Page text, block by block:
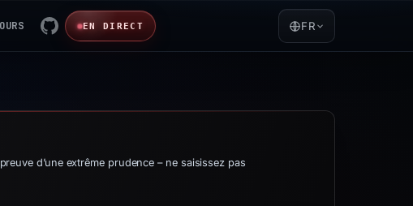
EN DIRECT FR
d’une extrême prudence – ne saisissez pas